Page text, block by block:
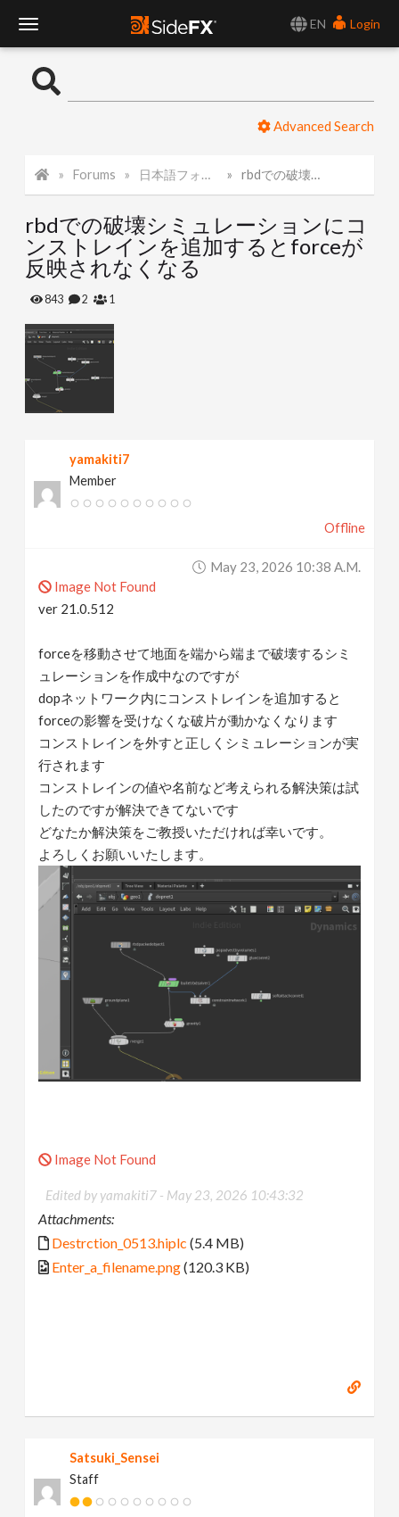
EN
Login
o
l
e
N
Advanced Search
Forums 日本語フォーラム rbdでの破壊シミュレーションにコンストレインを追加するとforceが反映されなくなる
rbdでの破壊シミュレーションにコ
ンストレインを追加するとforceが
反映されなくなる
843 2 1
yamakiti7
Member
Offline
May 23, 2026 10:38 A.m.
Image Not Found
ver 21.0.512
forceを移動させて地面を端から端まで破壊するシミ
ュレーションを作成中なのですが
dopネットワーク内にコンストレインを追加すると
forceの影響を受けなくな破片が動かなくなります
コンストレインを外すと正しくシミュレーションが実
行されます
コンストレインの値や名前など考えられる解決策は試
したのですが解決できてないです
どなたか解決策をご教授いただければ幸いです。
よろしくお願いいたします。
Image Not Found
Edited by yamakiti7 - May 23, 2026 10:43:32
Attachments:
Destrction_0513.hiplc (5.4 MB)
Enter_a_filename.png(120.3 KB)
Satsuki_Sensei
Staff